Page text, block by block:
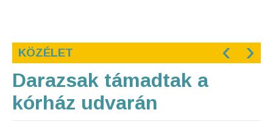
KÖZÉLET ‹ ›
Darazsak támadtak a
kórház udvarán